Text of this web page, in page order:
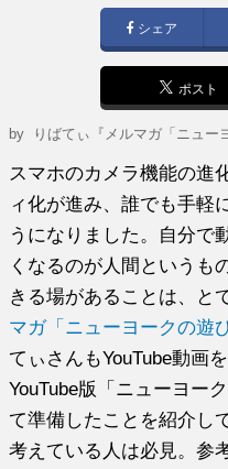
シェア
ポスト
by りばてぃ『メルマガ「ニュー
スマホのカメラ機能の進
ィ化が進み、誰でも手軽
うになりました。自分で
くなるのが人間というも
きる場があることは、と
マガ「ニューヨークの遊
てぃさんもYouTube動画
YouTube版「ニューヨー
て準備したことを紹介し
考えている人は必見。参